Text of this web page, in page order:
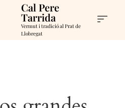
Cal Pere
Tarrida
Vermut i tradició al Prat de
Llobregat